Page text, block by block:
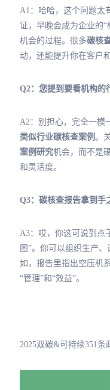
A1：哈哈，这个问题太
证，早晚会成为企业的
机会的过程。很多碳核
动，还能提升你在客户
Q2：您提到要看机构的
A2：别担心，完全一模
类似行业碳核查案例 。
案例研究机会，而不是
和灵活度。
Q3：碳核查报告拿到手
A3：哎，你这可说到点
图”。你可以组织生产
如，报告里指出空压机
“管理”和“效益”。
2025双碳&可持续351条